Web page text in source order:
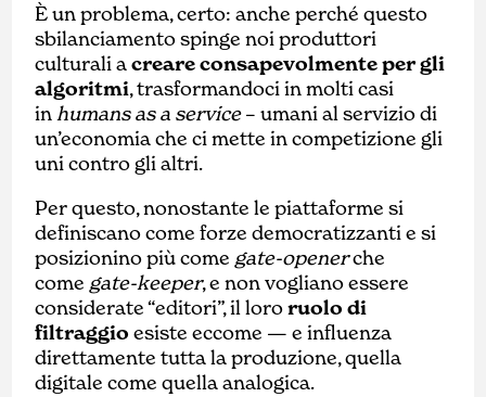
È un problema, certo: anche perché questo
sbilanciamento spinge noi produttori
culturali acreare consapevolmente per gli
algoritmi, trasformandoci in molti casi
inhumans as a service– umani al servizio di
un’economia che ci mette in competizione gli
uni contro gli altri.
Per questo, nonostante le piattaforme si
definiscano come forze democratizzanti e si
posizionino più come gate-openerche
come gate-keeper, e non vogliano essere
considerate “editori”, il lororuolo di
filtraggio esiste eccome — e influenza
direttamente tutta la produzione, quella
digitale come quella analogica.